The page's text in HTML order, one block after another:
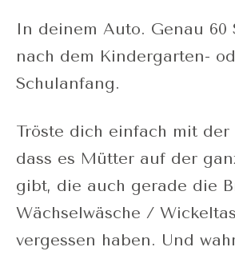
In deinem Auto. Genau 60
nach dem Kindergarten-
Schulanfang.
Tröste dich einfach mit der
dass es Mütter auf der
gibt, die auch gerade die
Wächselwäsche /
vergessen haben. Und